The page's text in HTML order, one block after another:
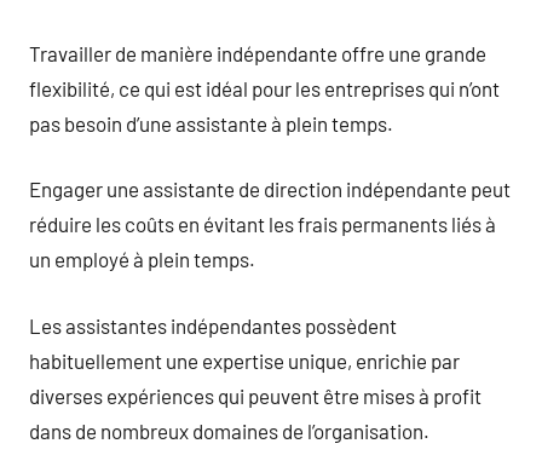
Travailler de manière indépendante offre une grande
flexibilité, ce qui est idéal pour les entreprises qui n’ont
pas besoin d’une assistante à plein temps.
Engager une assistante de direction indépendante peut
réduire les coûts en évitant les frais permanents liés à
un employé à plein temps.
Les assistantes indépendantes possèdent
habituellement une expertise unique, enrichie par
diverses expériences qui peuvent être mises à profit
dans de nombreux domaines de l’organisation.